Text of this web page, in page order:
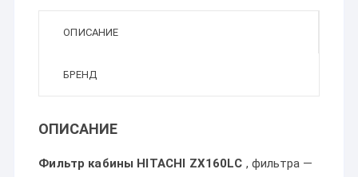
ОПИСАНИЕ
БРЕНД
ОПИСАНИЕ
Фильтр кабины HITACHI ZX160LC , фильтра —